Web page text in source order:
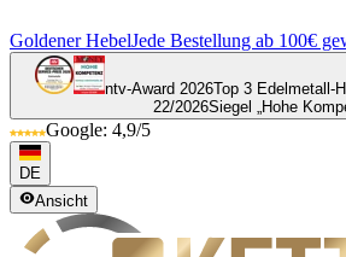
Goldener HebelJede Bestellung ab 100€
ntv-Award 2026Top 3 Edelmetall-
22/2026Siegel „Hohe
Google: 4,9/5
DE
Ansicht